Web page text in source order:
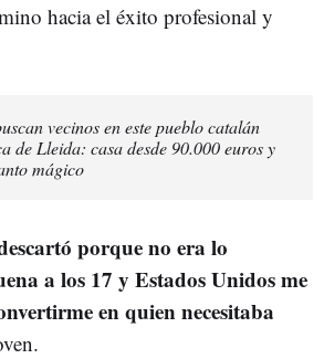
hacia el éxito profesional y
vecinos en este pueblo catalán
de Lleida: casa desde 90.000 euros y
mágico
porque no era lo
a los 17 y Estados Unidos me
en quien necesitaba